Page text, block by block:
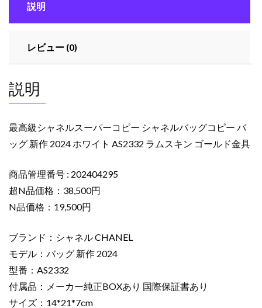
ー
ー
ャ
ネ
バ
ッ
コ
ピ
ー
ッ
新
作
2024
ホ
説明
レビュー (0)
説明
最高級シャネルスーパーコピー シャネルバッグコピー バ
ッグ 新作 2024 ホワイト AS2332 ラムスキン ゴールド金具
商品管理番号 : 202404295
超N品価格：38,500円
N品価格：19,500円
ブランド：シャネル CHANEL
モデル：バッグ 新作 2024
型番：AS2332
付属品：メーカー純正BOXあり 国際保証書あり
サイズ：14*21*7cm